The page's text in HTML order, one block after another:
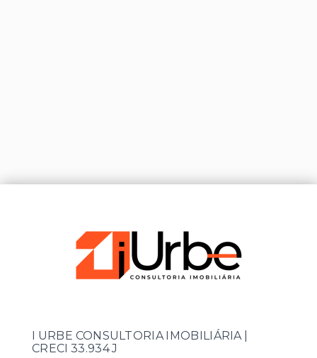
I URBE CONSULTORIA IMOBILIÁRIA |
CRECI 33.934 J